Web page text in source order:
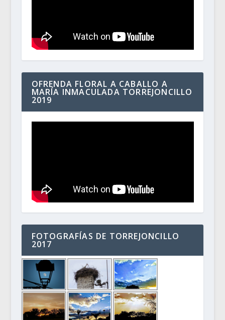
OFRENDA FLORAL A CABALLO A
MARÍA INMACULADA TORREJONCILLO
2019
FOTOGRAFÍAS DE TORREJONCILLO
2017